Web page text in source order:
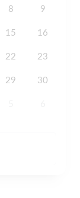
8 9
15 16
22 23
29 30